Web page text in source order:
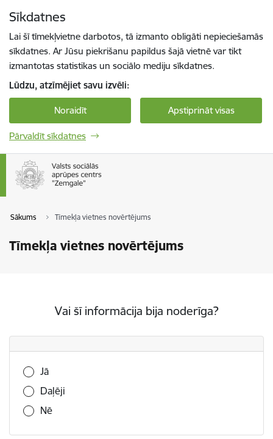
Sīkdatnes
Lai šī tīmekļvietne darbotos, tā izmanto obligāti nepieciešamās
sīkdatnes. Ar Jūsu piekrišanu papildus šajā vietnē var tikt
izmantotas statistikas un sociālo mediju sīkdatnes.
Lūdzu, atzīmējiet savu izvēli:
Noraidīt Apstiprināt visas
Pārvaldīt sīkdatnes
Sākums Tīmekļa vietnes novērtējums
Tīmekļa vietnes novērtējums
Vai šī informācija bija noderīga?
Vai šī informācija bija noderīga?
Jā
Daļēji
Nē